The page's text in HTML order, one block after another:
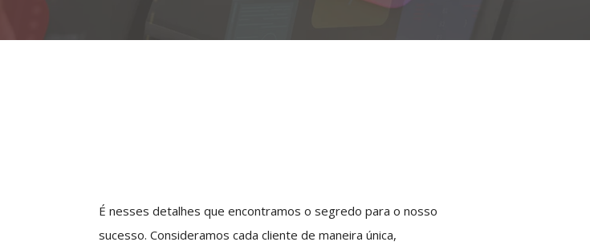
É nesses detalhes que encontramos o segredo para o nosso
sucesso. Consideramos cada cliente de maneira única,